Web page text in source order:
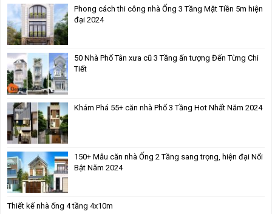
Phong cách thi công nhà Ống 3 Tầng Mặt Tiền 5m hiện
đại 2024
50 Nhà Phố Tân xưa cũ 3 Tầng ấn tượng Đến Từng Chi
Tiết
Khám Phá 55+ căn nhà Phố 3 Tầng Hot Nhất Năm 2024
150+ Mẫu căn nhà Ống 2 Tầng sang trọng, hiện đại Nổi
Bật Năm 2024
Thiết kế nhà ống 4 tầng 4x10m